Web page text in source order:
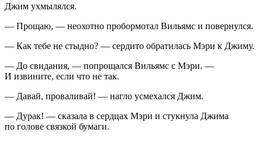
Джим ухмылялся.
— Прощаю, — неохотно пробормотал Вильямс и повернулся.
— Как тебе не стыдно? — сердито обратилась Мэри к Джиму.
— До свидания, — попрощался Вильямс с Мэри. —
И извините, если что не так.
— Давай, проваливай! — нагло усмехался Джим.
— Дурак! — сказала в сердцах Мэри и стукнула Джима
по голове связкой бумаги.